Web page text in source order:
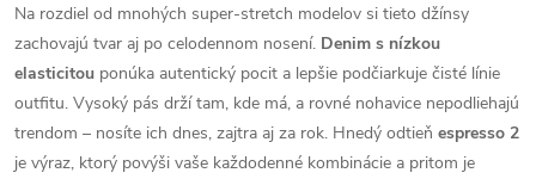
Na rozdiel od mnohých super-stretch modelov si tieto džínsy
zachovajú tvar aj po celodennom nosení. Denim s nízkou
elasticitou ponúka autentický pocit a lepšie podčiarkuje čisté línie
outfitu. Vysoký pás drží tam, kde má, a rovné nohavice nepodliehajú
trendom – nosíte ich dnes, zajtra aj za rok. Hnedý odtieň espresso 2
je výraz, ktorý povýši vaše každodenné kombinácie a pritom je